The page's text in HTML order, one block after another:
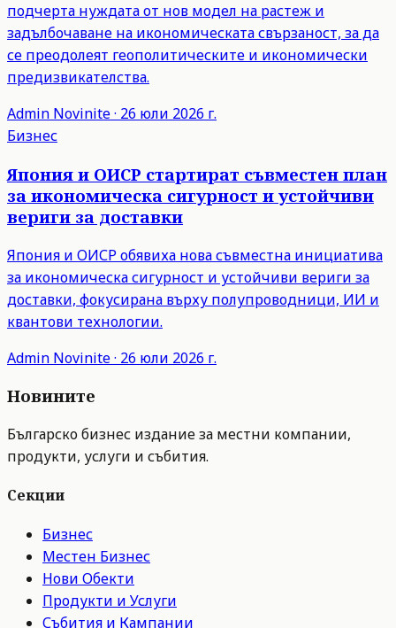
подчерта нуждата от нов модел на растеж и
задълбочаване на икономическата свързаност, за да
се преодолеят геополитическите и икономически
предизвикателства.
Admin Novinite· 26 юли 2026 г.
Бизнес
Япония и ОИСР стартират съвместен план
за икономическа сигурност и устойчиви
вериги за доставки
Япония и ОИСР обявиха нова съвместна инициатива
за икономическа сигурност и устойчиви вериги за
доставки, фокусирана върху полупроводници, ИИ и
квантови технологии.
Admin Novinite· 26 юли 2026 г.
Новините
Българско бизнес издание за местни компании,
продукти, услуги и събития.
Секции
Бизнес
Местен Бизнес
Нови Обекти
Продукти и Услуги
Събития и Кампании